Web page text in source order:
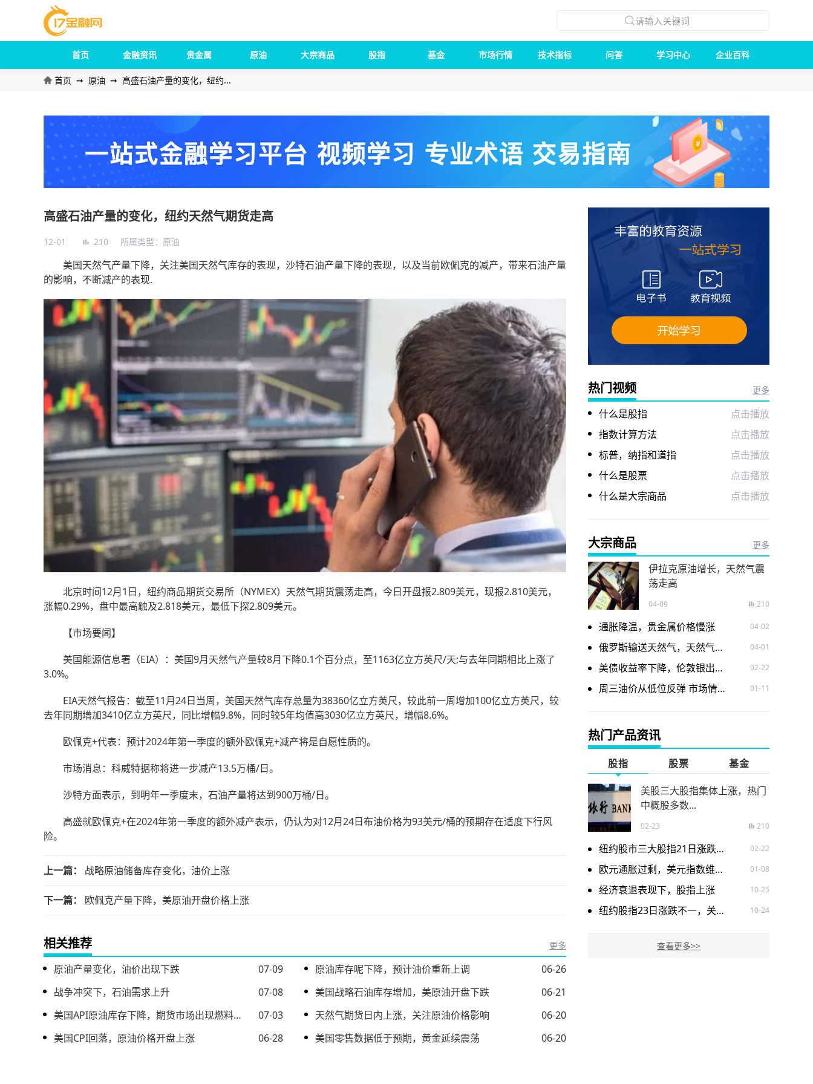
首页 金融资讯 贵金属 原油 大宗商品 股指 基金 市场行情 技术指标 问答 学习中心 企业百科
首页 ➞ 原油 ➞ 高盛石油产量的变化，纽约...
高盛石油产量的变化，纽约天然气期货走高
12-01 210 所属类型： 原油
美国天然气产量下降，关注美国天然气库存的表现，沙特石油产量下降的表现，以及当前欧佩克的减产，带来石油产量
的影响，不断减产的表现.
北京时间12月1日，纽约商品期货交易所（NYMEX）天然气期货震荡走高，今日开盘报2.809美元，现报2.810美元，
涨幅0.29%，盘中最高触及2.818美元，最低下探2.809美元。
【市场要闻】
美国能源信息署（EIA）：美国9月天然气产量较8月下降0.1个百分点，至1163亿立方英尺/天;与去年同期相比上涨了
3.0%。
EIA天然气报告：截至11月24日当周，美国天然气库存总量为38360亿立方英尺，较此前一周增加100亿立方英尺，较
去年同期增加3410亿立方英尺，同比增幅9.8%，同时较5年均值高3030亿立方英尺，增幅8.6%。
欧佩克+代表：预计2024年第一季度的额外欧佩克+减产将是自愿性质的。
市场消息：科威特据称将进一步减产13.5万桶/日。
沙特方面表示，到明年一季度末，石油产量将达到900万桶/日。
高盛就欧佩克+在2024年第一季度的额外减产表示，仍认为对12月24日布油价格为93美元/桶的预期存在适度下行风
险。
上一篇： 战略原油储备库存变化，油价上涨
下一篇： 欧佩克产量下降，美原油开盘价格上涨
相关推荐 更多
原油产量变化，油价出现下跌
07-09
战争冲突下，石油需求上升
07-08
美国API原油库存下降，期货市场出现燃料油上涨情况
07-03
美国CPI回落，原油价格开盘上涨
06-28
原油库存呢下降，预计油价重新上调
06-26
美国战略石油库存增加，美原油开盘下跌
06-21
天然气期货日内上涨，关注原油价格影响
06-20
美国零售数据低于预期，黄金延续震荡
06-20
热门视频 更多
什么是股指
点击播放
指数计算方法
点击播放
标普，纳指和道指
点击播放
什么是股票
点击播放
什么是大宗商品
点击播放
大宗商品 更多
伊拉克原油增长，天然气震
荡走高
04-09 210
通胀降温，贵金属价格慢涨 04-02
俄罗斯输送天然气，天然气价格震荡走低 04-01
美债收益率下降，伦敦银出现下跌 02-22
周三油价从低位反弹 市场情绪有所改善 01-11
热门产品资讯
股指 股票 基金
美股三大股指集体上涨，热门
中概股多数...
02-23 210
纽约股市三大股指21日涨跌不一 02-22
欧元通胀过剩，美元指数维持震荡下跌 01-08
经济衰退表现下，股指上涨 10-25
纽约股指23日涨跌不一，关注热门股票走势 10-24
查看更多>>